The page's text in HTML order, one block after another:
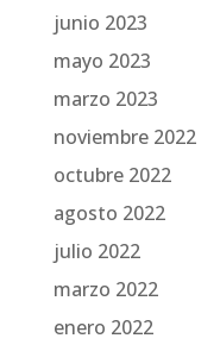
junio 2023
mayo 2023
marzo 2023
noviembre 2022
octubre 2022
agosto 2022
julio 2022
marzo 2022
enero 2022